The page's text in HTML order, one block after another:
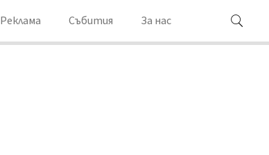
Реклама Събития За нас